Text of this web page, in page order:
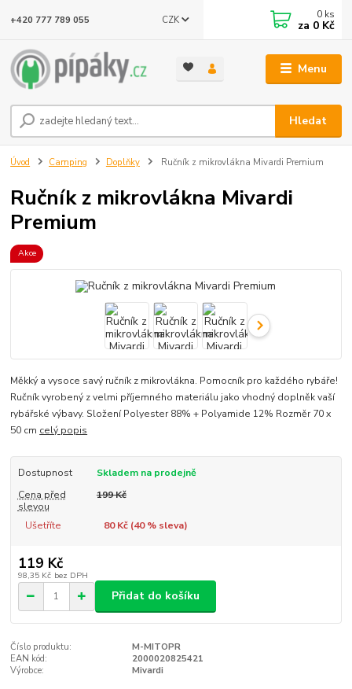
Menu
CZK
Hledat
+420 777 789 055 0 ks
za 0 Kč
Úvod Camping Doplňky Ručník z mikrovlákna Mivardi Premium
Ručník z mikrovlákna Mivardi
Premium
Akce
Měkký a vysoce savý ručník z mikrovlákna. Pomocník pro každého rybáře!
Ručník vyrobený z velmi příjemného materiálu jako vhodný doplněk vaší
rybářské výbavy. Složení Polyester 88% + Polyamide 12% Rozměr 70 x
50 cm celý popis
Dostupnost
Skladem na prodejně
Cena před
slevou
199 Kč
Ušetříte 80 Kč (40% sleva)
119 Kč
98,35 Kč bez DPH
Přidat do košíku
Číslo produktu:
M-MITOPR
EAN kód:
2000020825421
Výrobce:
Mivardi